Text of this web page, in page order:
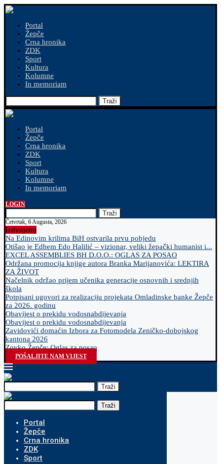
Portal
Žepče
Crna hronika
ZDK
Sport
Kultura
Kolumne
In memoriam
Traži
Portal
Žepče
Crna hronika
ZDK
Sport
Kultura
Kolumne
In memoriam
LOGIN
Traži
Četvrtak, 6 Augusta, 2026
Izdvojeno
Na Edinovim krilima BiH ostvarila prvu pobjedu
Otišao je Edhem Edo Halilić – vizionar, veliki žepački humanist i...
EXCEL ASSEMBLIES BH D.O.O.: OGLAS ZA POSAO
Održana promocija knjige autora Branka Marijanovića: LEKTIRA
ZA ŽIVOT
Načelnik održao prijem učenika generacije osnovnih i srednjih
škola
Potpisani ugovori za realizaciju projekata Omladinske banke Žepče
za 2026. godinu
Obavijest o prekidu vodosnabdijevanja
Obavijest o prekidu vodosnabdijevanja
Zavidovići domaćin Izbora za Fotomodela Zeničko-dobojskog
kantona 2026
Zovko Žepče: Oglas za posao
POŠALJITE NAM VIJEST
Traži
Traži
Portal
Žepče
Crna hronika
ZDK
Sport